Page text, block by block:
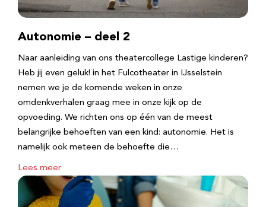
Autonomie – deel 2
Naar aanleiding van ons theatercollege Lastige kinderen?
Heb jij even geluk! in het Fulcotheater in IJsselstein
nemen we je de komende weken in onze
omdenkverhalen graag mee in onze kijk op de
opvoeding. We richten ons op één van de meest
belangrijke behoeften van een kind: autonomie. Het is
namelijk ook meteen de behoefte die…
Lees meer